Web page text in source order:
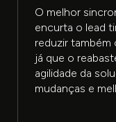
O melhor
encurta o lead
reduzir
já que o
agilidade da
mudanças e